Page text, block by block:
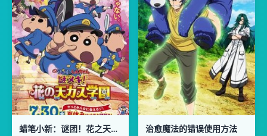
蜡笔小新：谜团！花之天下春日部学院 治愈魔法的错误使用方法